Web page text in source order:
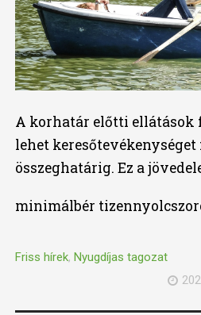
A korhatár előtti ellátások
lehet
összeghatárig. Ez a
minimálbér
Friss hírek, Nyugdíjas tagozat